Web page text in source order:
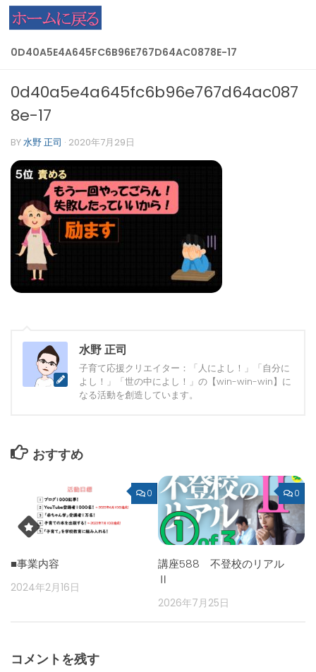
コンテンツへスキップ
0D40A5E4A645FC6B96E767D64AC0878E-17
0d40a5e4a645fc6b96e767d64ac087
8e-17
BY水野 正司 · 2020年7月29日
水野 正司
子育て応援クリエイター：「人によし！」「自分に
よし！」「世の中によし！」の【win-win-win】に
なる活動を創造しています。
おすすめ
0
■事業内容
2024年2月16日
0
講座588 不登校のリアル
Ⅱ
2026年7月25日
コメントを残す